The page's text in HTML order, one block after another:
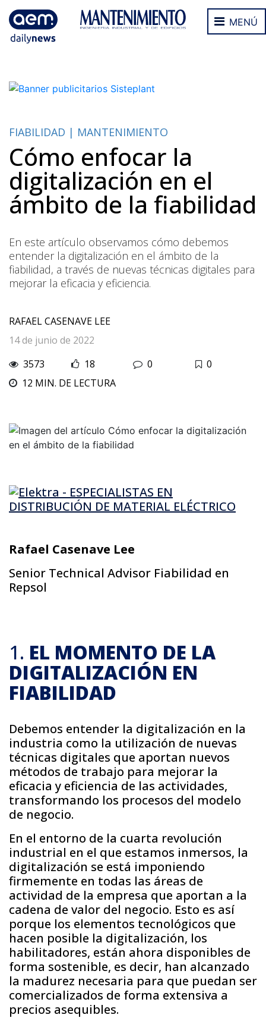
MENÚ
FIABILIDAD | MANTENIMIENTO
Cómo enfocar la
digitalización en el
ámbito de la fiabilidad
En este artículo observamos cómo debemos
entender la digitalización en el ámbito de la
fiabilidad, a través de nuevas técnicas digitales para
mejorar la eficacia y eficiencia.
RAFAEL CASENAVE LEE
14 de junio de 2022
3573
18 0
0
12 MIN. DE LECTURA
Rafael Casenave Lee
Senior Technical Advisor Fiabilidad en
Repsol
1. EL MOMENTO DE LA
DIGITALIZACIÓN EN
FIABILIDAD
Debemos entender la digitalización en la
industria como la utilización de nuevas
técnicas digitales que aportan nuevos
métodos de trabajo para mejorar la
eficacia y eficiencia de las actividades,
transformando los procesos del modelo
de negocio.
En el entorno de la cuarta revolución
industrial en el que estamos inmersos, la
digitalización se está imponiendo
firmemente en todas las áreas de
actividad de la empresa que aportan a la
cadena de valor del negocio. Esto es así
porque los elementos tecnológicos que
hacen posible la digitalización, los
habilitadores, están ahora disponibles de
forma sostenible, es decir, han alcanzado
la madurez necesaria para que puedan ser
comercializados de forma extensiva a
precios asequibles.